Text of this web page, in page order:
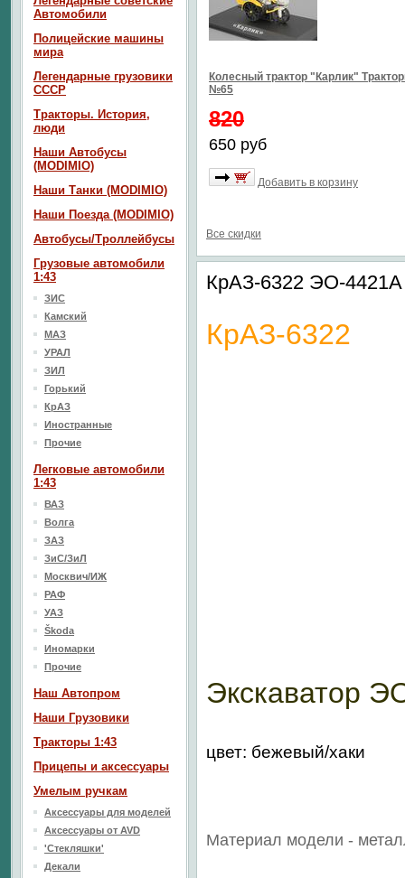
Колесный трактор "Карлик"
№65
820
650 руб
Добавить в корзину
Все скидки
КрАЗ-6322 ЭО-4421А
КрАЗ-6322
Экскаватор
цвет: бежевый/хаки
Материал модели -
Автомобили
Полицейские машины
мира
Легендарные грузовики
СССР
Тракторы. История,
люди
Наши Автобусы
(MODIMIO)
Наши Танки (MODIMIO)
Наши Поезда (MODIMIO)
Автобусы/Троллейбусы
Грузовые автомобили
1:43
ЗИС
Камский
МАЗ
УРАЛ
ЗИЛ
Горький
КрАЗ
Иностранные
Прочие
Легковые автомобили
1:43
ВАЗ
Волга
ЗАЗ
ЗиС/ЗиЛ
Москвич/ИЖ
РАФ
УАЗ
Škoda
Иномарки
Прочие
Наш Aвтопром
Наши Грузовики
Тракторы 1:43
Прицепы и аксессуары
Умелым ручкам
Аксессуары для моделей
Аксессуары от AVD
'Стекляшки'
Декали